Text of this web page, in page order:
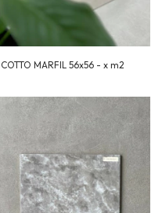
COTTO MARFIL 56x56 - x m2